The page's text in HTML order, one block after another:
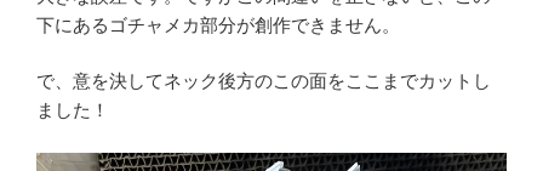
下にあるゴチャメカ部分が創作できません。
で、意を決してネック後方のこの面をここまでカットし
ました！